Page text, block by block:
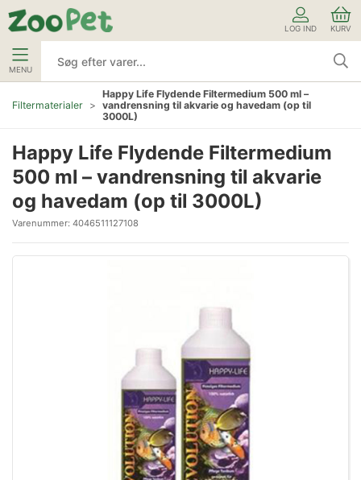
LOG IND KURV
MENU
Filtermaterialer
Happy Life Flydende Filtermedium 500 ml –
vandrensning til akvarie og havedam (op til
3000L)
Happy Life Flydende Filtermedium
500 ml – vandrensning til akvarie
og havedam (op til 3000L)
Varenummer: 4046511127108